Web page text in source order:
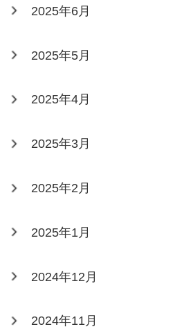
2025年6月
2025年5月
2025年4月
2025年3月
2025年2月
2025年1月
2024年12月
2024年11月